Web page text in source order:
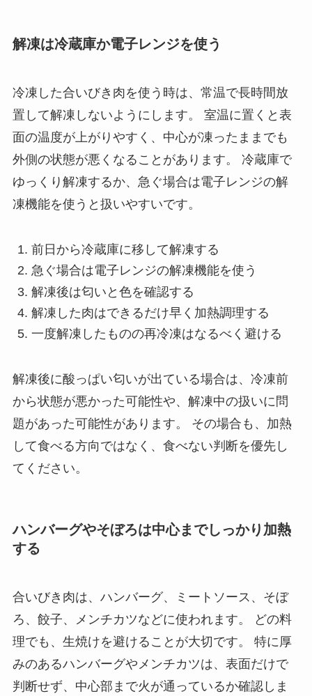
解凍は冷蔵庫か電子レンジを使う
冷凍した合いびき肉を使う時は、常温で長時間放
置して解凍しないようにします。 室温に置くと表
面の温度が上がりやすく、中心が凍ったままでも
外側の状態が悪くなることがあります。 冷蔵庫で
ゆっくり解凍するか、急ぐ場合は電子レンジの解
凍機能を使うと扱いやすいです。
前日から冷蔵庫に移して解凍する
急ぐ場合は電子レンジの解凍機能を使う
解凍後は匂いと色を確認する
解凍した肉はできるだけ早く加熱調理する
一度解凍したものの再冷凍はなるべく避ける
解凍後に酸っぱい匂いが出ている場合は、冷凍前
から状態が悪かった可能性や、解凍中の扱いに問
題があった可能性があります。 その場合も、加熱
して食べる方向ではなく、食べない判断を優先し
てください。
ハンバーグやそぼろは中心までしっかり加熱
する
合いびき肉は、ハンバーグ、ミートソース、そぼ
ろ、餃子、メンチカツなどに使われます。 どの料
理でも、生焼けを避けることが大切です。 特に厚
みのあるハンバーグやメンチカツは、表面だけで
判断せず、中心部まで火が通っているか確認しま